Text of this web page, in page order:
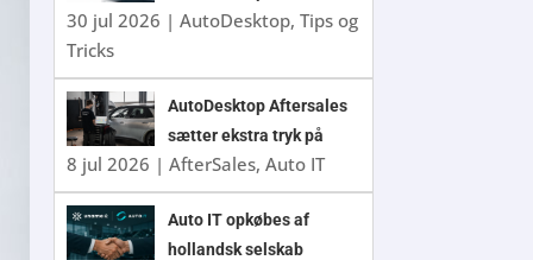
30 jul 2026 | AutoDesktop, Tips og
Tricks
AutoDesktop Aftersales
sætter ekstra tryk på
8 jul 2026 | AfterSales, Auto IT
Auto IT opkøbes af
hollandsk selskab